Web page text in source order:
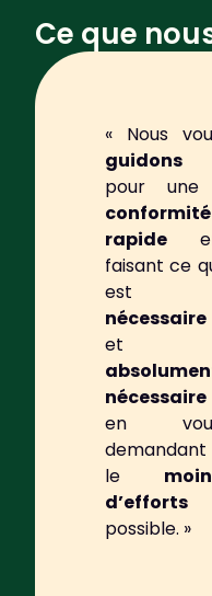
Ce que
« Nous
guidons
pour une ​
conformité
rapide
faisant ce
est ​
nécessaire
et
nécessaire
en
demandant
le ​
d’efforts
possible. »